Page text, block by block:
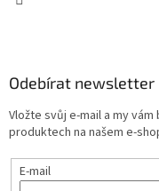
Odebírat newsletter
Vložte svůj e-mail a my
produktech na našem e-
E-mail